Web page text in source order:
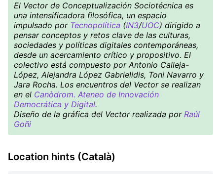
El Vector de Conceptualización Sociotécnica es
una intensificadora filosófica, un espacio
impulsado por Tecnopolítica (IN3/UOC) dirigido a
pensar conceptos y retos clave de las culturas,
sociedades y políticas digitales contemporáneas,
desde un acercamiento crítico y propositivo. El
colectivo está compuesto por Antonio Calleja-
López, Alejandra López Gabrielidis, Toni Navarro y
Jara Rocha. Los encuentros del Vector se realizan
en el Canòdrom. Ateneo de Innovación
Democrática y Digital.
Diseño de la gráfica del Vector realizada por Raúl
Goñi
Location hints (Català)